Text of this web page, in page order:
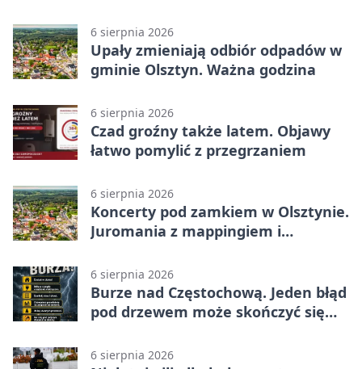
6 sierpnia 2026
Upały zmieniają odbiór odpadów w
gminie Olsztyn. Ważna godzina
6 sierpnia 2026
Czad groźny także latem. Objawy
łatwo pomylić z przegrzaniem
6 sierpnia 2026
Koncerty pod zamkiem w Olsztynie.
Juromania z mappingiem i
6 sierpnia 2026
Burze nad Częstochową. Jeden błąd
pod drzewem może skończyć się
6 sierpnia 2026